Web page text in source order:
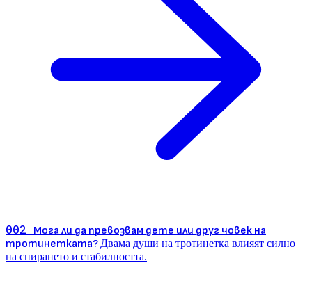
002 Мога ли да превозвам дете или друг човек на
тротинетката? Двама души на тротинетка влияят силно
на спирането и стабилността.